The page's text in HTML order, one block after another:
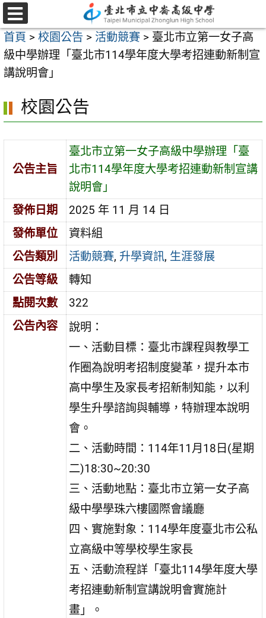
跳
至
主
要
內
區
選
單
首頁 > 校園公告 > 活動競賽 > 臺北市立第一女子高
級中學辦理「臺北市114學年度大學考招連動新制宣
講說明會」
校園公告
公告主旨
臺北市立第一女子高級中學辦理「臺
北市114學年度大學考招連動新制宣講
說明會」
發佈日期
2025 年 11 月 14 日
發佈單位
資料組
公告類別
活動競賽, 升學資訊, 生涯發展
公告等級
轉知
點閱次數
322
公告內容
說明：
一、活動目標：臺北市課程與教學工
作圈為說明考招制度變革，提升本市
高中學生及家長考招新制知能，以利
學生升學諮詢與輔導，特辦理本說明
會。
二、活動時間：114年11月18日(星期
二)18:30~20:30
三、活動地點：臺北市立第一女子高
級中學學珠六樓國際會議廳
四、實施對象：114學年度臺北市公私
立高級中等學校學生家長
五、活動流程詳「臺北114學年度大學
考招連動新制宣講說明會實施計
畫」。